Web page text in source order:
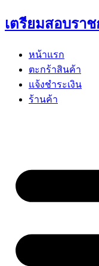
Skip
to
เตรียมสอบรา
หน้าแรก
ตะกร้าสินค้า
แจ้งชำระเงิน
ร้านค้า